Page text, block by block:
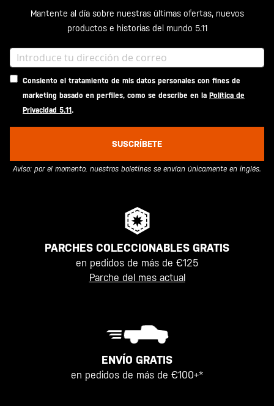
Mantente al día sobre nuestras últimas ofertas, nuevos
productos e historias del mundo 5.11
Consiento el tratamiento de mis datos personales con fines de
marketing basado en perfiles, como se describe en la Política de
Privacidad 5.11.
SUSCRÍBETE
Aviso: por el momento, nuestros boletines se envían únicamente en inglés.
PARCHES COLECCIONABLES GRATIS
en pedidos de más de €125
Parche del mes actual
ENVÍO GRATIS
en pedidos de más de €100+*